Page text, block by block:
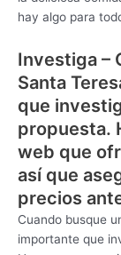
hay algo para
Investiga –
Santa
que
propuesta.
web que
así que
precios
Cuando busque
importante que